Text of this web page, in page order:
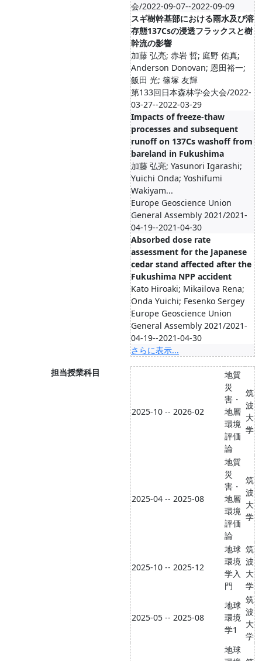
会/2022-09-07--2022-09-09
スギ樹幹基部における雨水及び溶
存態137Csの浸透フラックスと樹
幹流の影響
加藤 弘亮; 赤岩 哲; 庭野 佑真;
Anderson Donovan; 恩田裕一;
飯田 光; 篠塚 友輝
第133回日本森林学会大会/2022-
03-27--2022-03-29
Impacts of freeze-thaw
processes and subsequent
runoff on 137Cs washoff from
bareland in Fukushima
加藤 弘亮; Yasunori Igarashi;
Yuichi Onda; Yoshifumi
Wakiyam...
Europe Geoscience Union
General Assembly 2021/2021-
04-19--2021-04-30
Absorbed dose rate
assessment for the Japanese
cedar stand affected after the
Fukushima NPP accident
Kato Hiroaki; Mikailova Rena;
Onda Yuichi; Fesenko Sergey
Europe Geoscience Union
General Assembly 2021/2021-
04-19--2021-04-30
さらに表示...
担当授業科目
2025-10 -- 2026-02
地質
災
害・
地層
環境
評価
論
筑
波
大
学
2025-04 -- 2025-08
地質
災
害・
地層
環境
評価
論
筑
波
大
学
2025-10 -- 2025-12
地球
環境
学入
門
筑
波
大
学
2025-05 -- 2025-08
地球
環境
学1
筑
波
大
学
地球